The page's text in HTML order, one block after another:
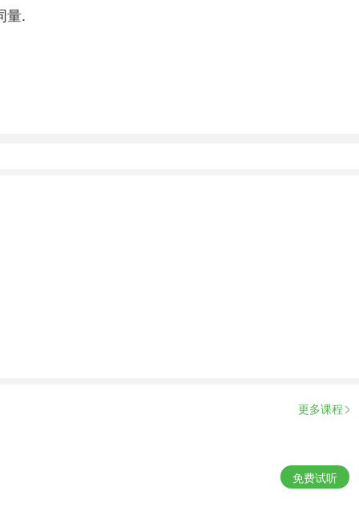
量.
更多课程
免费试听